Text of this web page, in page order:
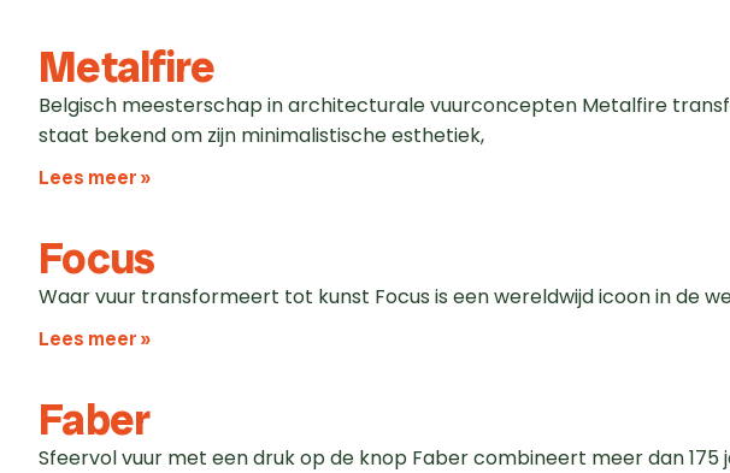
Metalfire
Belgisch meesterschap in architecturale vuurconcepten Metalfire
staat bekend om zijn minimalistische esthetiek,
Lees meer »
Focus
Waar vuur transformeert tot kunst Focus is een wereldwijd icoon in de
Lees meer »
Faber
Sfeervol vuur met een druk op de knop Faber combineert meer dan